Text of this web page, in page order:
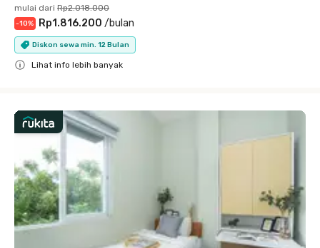
mulai dari Rp2.018.000
-10% Rp1.816.200 /bulan
Diskon sewa min. 12 Bulan
Lihat info lebih banyak